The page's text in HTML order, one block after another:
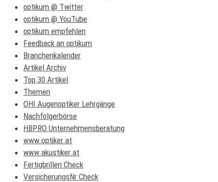
optikum @ Twitter
optikum @ YouTube
optikum empfehlen
Feedback an optikum
Branchenkalender
Artikel Archiv
Top 30 Artikel
Themen
OHI Augenoptiker Lehrgänge
Nachfolgerbörse
HBPRO Unternehmensberatung
www.optiker.at
www.akustiker.at
Fertigbrillen Check
VersicherungsNr Check